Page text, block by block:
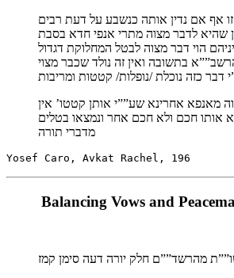
אף אם נדין אותה כנשבע על דעת רבים
שהיא לדבר מצוה מתרי אנפי חדא בסבת
הוי דבר מצוה לבטל המחלוקת דגדול
בתשובה ואין זה נולד שכבר מצוי
מאנפא אחרינא שע””י אותן קטטו’ אין
אותו חכם ולא חכם אחר ונמצאו בטלים
מדברי תורה
Yosef Caro, Avkat Rachel, 196
Balancing Vows and
מהרשד””ם חלק יורה דעה סימן קמז